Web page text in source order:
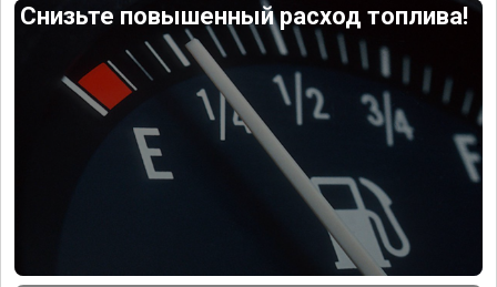
Снизьте повышенный расход топлива!